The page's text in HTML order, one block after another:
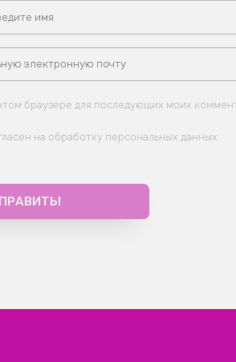
браузере для последующих моих
на обработку персональных данных